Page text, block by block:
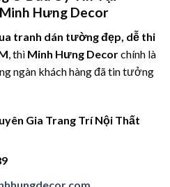
Hưng Decor
tranh dán tường đẹp, dễ thi
, thì Minh Hưng Decorchính là
ngàn khách hàng đã tin tưởng
Gia Trang Trí Nội Thất